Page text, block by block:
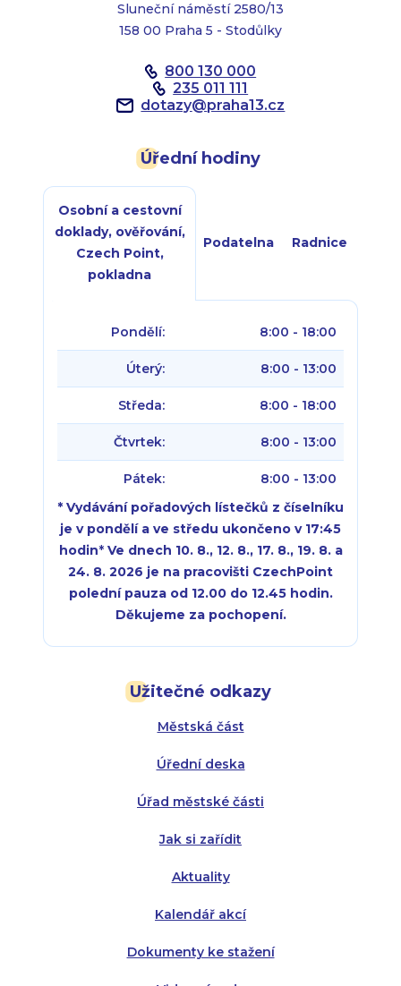
Sluneční náměstí 2580/13
158 00 Praha 5 - Stodůlky
800 130 000
235 011 111
dotazy@praha13.cz
Užitečné odkazy
Městská část
Úřední deska
Úřad městské části
Jak si zařídit
Aktuality
Kalendář akcí
Dokumenty ke stažení
Úřední hodiny
Osobní a cestovní
doklady, ověřování,
Czech Point,
pokladna
Podatelna Radnice
Pondělí: 8:00 - 18:00
Úterý: 8:00 - 13:00
Středa: 8:00 - 18:00
Čtvrtek: 8:00 - 13:00
Pátek:
8:00 - 13:00
* Vydávání pořadových lístečků z číselníku
je v pondělí a ve středu ukončeno v 17:45
hodin* Ve dnech 10. 8., 12. 8., 17. 8., 19. 8. a
24. 8. 2026 je na pracovišti CzechPoint
polední pauza od 12.00 do 12.45 hodin.
Děkujeme za pochopení.
Úterý:
Středa:
Čtvrtek:
Pátek:
Úterý:
Středa:
Čtvrtek: